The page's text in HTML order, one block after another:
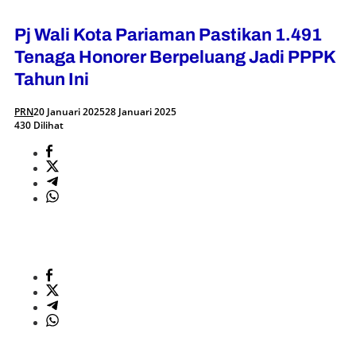
Pj Wali Kota Pariaman Pastikan 1.491
Tenaga Honorer Berpeluang Jadi PPPK
Tahun Ini
PRN20 Januari 202528 Januari 2025
430 Dilihat